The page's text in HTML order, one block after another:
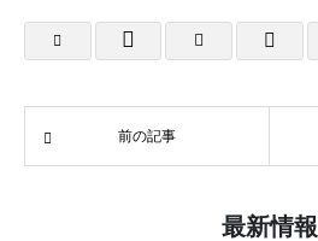
前の記事
最新情報